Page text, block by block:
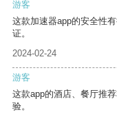
游客
这款加速器app的安全性
证。
2024-02-24
游客
这款app的酒店、餐厅推
验。